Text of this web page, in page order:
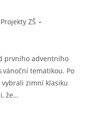
ZŠ
prvního adventního
tematikou. Po
zimní klasiku
že…